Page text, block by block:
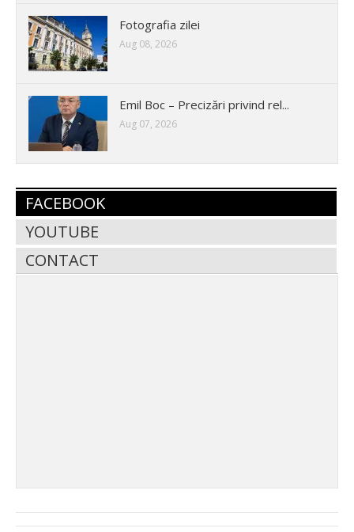
Fotografia zilei
Aug 08, 2026
Emil Boc – Precizări privind rel...
Aug 07, 2026
FACEBOOK
YOUTUBE
CONTACT